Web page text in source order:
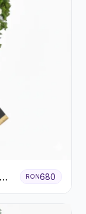
RON680